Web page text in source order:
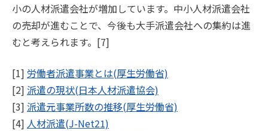
小の人材派遣会社が増加しています。中小人材派遣会社
の売却が進むことで、今後も大手派遣会社への集約は進
むと考えられます。[7]
[1] 労働者派遣事業とは(厚生労働省)
[2] 派遣の現状(日本人材派遣協会)
[3] 派遣元事業所数の推移(厚生労働省)
[4] 人材派遣(J-Net21)